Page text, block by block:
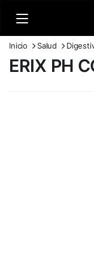
Inicio Salud
ERIX PH